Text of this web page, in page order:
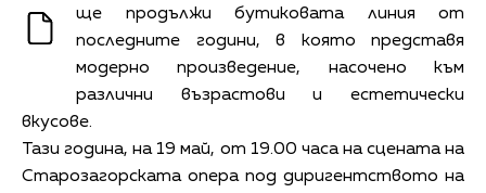
ще продължи бутиковата линия от
последните години, в която представя
модерно произведение, насочено към
различни възрастови и естетически
вкусове.
Тази година, на 19 май, от 19.00 часа на сцената на
Старозагорската опера под диригентството на